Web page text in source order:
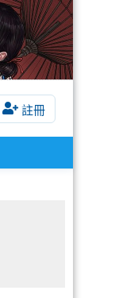
註冊